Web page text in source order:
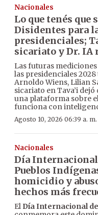
Nacionales
Lo que tenés que
Disidentes para
presidenciales;
sicariato y Dr. IA
Las futuras
las presidenciales
Arnoldo Wiens, Lilian
sicariato en Tava’i
una plataforma sobre
funciona con
Agosto 10, 2026 06:39 a. m.
Nacionales
Día Internacional
Pueblos
homicidio y
hechos más
El Día Internacional